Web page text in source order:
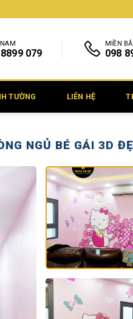
079
MIỀN
098
TƯỜNG LIÊN HỆ
NGỦ BÉ GÁI 3D